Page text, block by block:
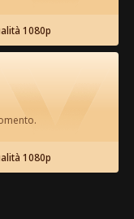
Tutti gli episodi
35
1080p
1080p